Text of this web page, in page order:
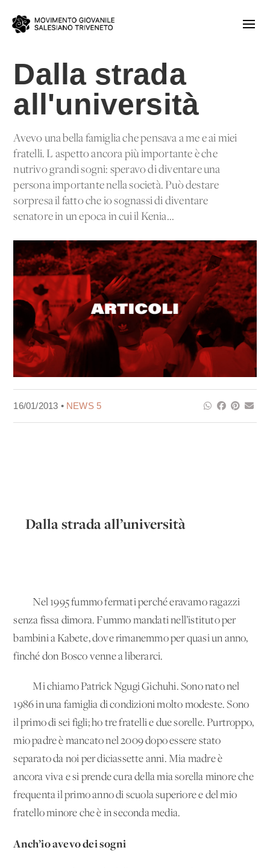
Dalla strada
all'università
Avevo una bella famiglia che pensava a me e ai miei
fratelli. L'aspetto ancora più importante è che
nutrivo grandi sogni: speravo di diventare una
persona importante nella società. Può destare
sorpresa il fatto che io sognassi di diventare
senatore in un'epoca in cui il Kenia...
16/01/2013 • NEWS 5
Dalla strada all’università
Nel 1995 fummo fermati perché eravamo ragazzi
senza fissa dimora. Fummo mandati nell’istituto per
bambini a Kabete, dove rimanemmo per quasi un anno,
finché don Bosco venne a liberarci.
Mi chiamo Patrick Ngugi Gichuhi. Sono nato nel
1986 in una famiglia di condizioni molto modeste. Sono
il primo di sei figli; ho tre fratelli e due sorelle. Purtroppo,
mio padre è mancato nel 2009 dopo essere stato
separato da noi per diciassette anni. Mia madre è
ancora viva e si prende cura della mia sorella minore che
frequenta il primo anno di scuola superiore e del mio
fratello minore che è in seconda media.
Anch’io avevo dei sogni